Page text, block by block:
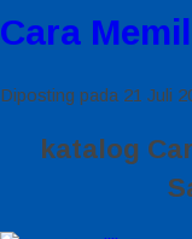
Cara
Diposting pada 21 Juli
katalog